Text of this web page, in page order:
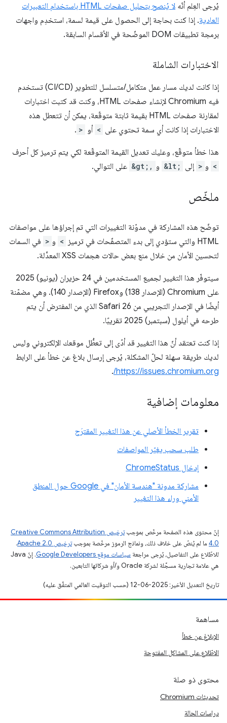
يُرجى العِلم أنّه
لا يُنصح بتحليل صفحات HTML باستخدام التعبيرات
العادية. إذا كنت بحاجة إلى الحصول على قيمة لسمة، استخدِم واجهات
برمجة تطبيقات DOM الموضّحة في الأقسام السابقة.
الاختبارات الشاملة
إذا كانت لديك مسار عمل متكامل/متسلسل للتطوير (CI/CD) تستخدم
فيه Chromium لإنشاء صفحات HTML، وكنت قد كتبت اختبارات
لمقارنة صفحات HTML بقيمة ثابتة متوقّعة، يمكن أن تتعطل هذه
الاختبارات إذا كانت أي سمة تحتوي على < أو >
.
هذا خطأ متوقّع، وعليك تعديل القيمة المتوقّعة لكي يتم ترميز كل أحرف
< و > إلى &lt; و &gt;, على التوالي.
ملخّص
توضّح هذه المشاركة في مدوّنة التغييرات التي تم إجراؤها على مواصفات
HTML والتي ستؤدي إلى بدء المتصفّحات في ترميز
< و > في السمات
لتحسين الأمان من خلال منع بعض حالات هجمات XSS المعدَّلة.
سيتوفّر هذا التغيير لجميع المستخدمين في 24 حزيران (يونيو) 2025
على Chromium (الإصدار 138) وFirefox (الإصدار 140). وهي مضمّنة
أيضًا في الإصدار التجريبي من Safari 26 الذي من المفترض أن يتم
طرحه في أيلول (سبتمبر) 2025 تقريبًا.
إذا كنت تعتقد أنّ هذا التغيير قد أدّى إلى تعطُّل موقعك الإلكتروني وليس
لديك طريقة سهلة لحلّ المشكلة، يُرجى إرسال بلاغ عن خطأ على الرابط
https://issues.chromium.org/
.
معلومات إضافية
تقرير الخطأ الأصلي عن هذا التغيير المقترَح
طلب سحب يغيّر المواصفات
إدخال ChromeStatus
مشاركة مدونة "هندسة الأمان" في Google حول المنطق
الأمني وراء هذا التغيير
إنّ محتوى هذه الصفحة مرخّص بموجب
ترخيص Creative Commons Attribution
4.0‏ ما لم يُنصّ على خلاف ذلك، ونماذج الرموز مرخّصة بموجبترخيص Apache 2.0‏
.
للاطّلاع على التفاصيل، يُرجى مراجعة سياسات موقع Google Developers‏
. إنّ Java
هي علامة تجارية مسجَّلة لشركة Oracle و/أو شركائها التابعين.
تاريخ التعديل الأخير: 2025-06-12 (حسب التوقيت العالمي المتفَّق عليه)
مساهمة
الإبلاغ عن خطأ
الاطّلاع على المشاكل المفتوحة
محتوى ذو صلة
تحديثات Chromium
دراسات الحالة